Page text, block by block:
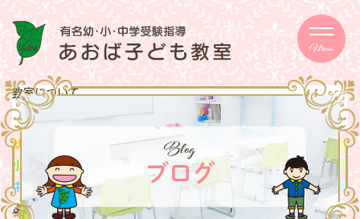
Menu
教室について
メッセージ 取り組み
幼児
school
小学生クラス
school中学生クラス
よくある質問
Blog
ブログ